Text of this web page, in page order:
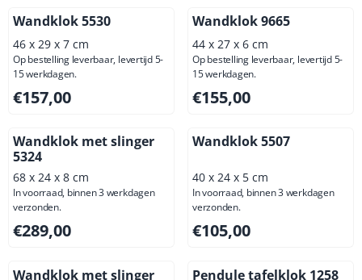
Wandklok 5530
46 x 29 x 7 cm
Op bestelling leverbaar, levertijd 5-
15 werkdagen.
Prijs: 157,00, exclusief btw: 129,75
€157,00
Wandklok 9665
44 x 27 x 6 cm
Op bestelling leverbaar, levertijd 5-
15 werkdagen.
Prijs: 155,00, exclusief btw:
€155,00
Wandklok met slinger
5324
68 x 24 x 8 cm
In voorraad, binnen 3 werkdagen
verzonden.
Prijs: 289,00, exclusief btw: 238,84
€289,00
Wandklok 5507
40 x 24 x 5 cm
In voorraad, binnen 3 werkdagen
verzonden.
Prijs: 105,00, exclusief btw:
€105,00
Wandklok met slinger
Pendule tafelklok 1258